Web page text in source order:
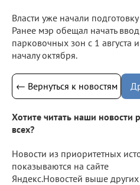
Власти уже начали
Ранее мэр обещал начать
парковочных зон с 1 августа
началу октября.
← Вернуться к новостям
Хотите читать наши новости
всех?
Новости из приоритетных
показываются на сайте
Яндекс.Новостей выше других